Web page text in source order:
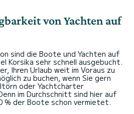
von Yachten auf
sind die Boote und Yachten auf
Korsika sehr schnell ausgebucht.
Ihren Urlaub weit im Voraus zu
zu buchen, wenn Sie gern
oder Yachtcharter
im Durchschnitt sind hier auf
% der Boote schon vermietet.